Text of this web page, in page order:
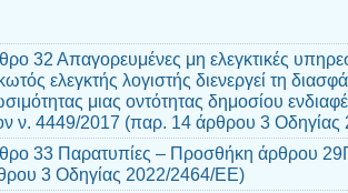
32 Απαγορευμένες μη ελεγκτικές
ελεγκτής λογιστής διενεργεί τη
μιας οντότητας δημοσίου
ν. 4449/2017 (παρ. 14 άρθρου 3
33 Παρατυπίες – Προσθήκη άρθρου
3 Οδηγίας 2022/2464/ΕΕ)